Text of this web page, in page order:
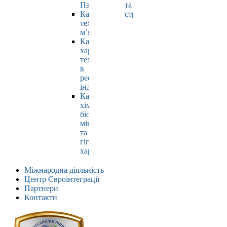
Павлюк
Кафедра
технології
м’яса
Кафедра
харчових
технологій
в
ресторанній
індустрії
Кафедра
хімії,
біохімії,
мікробіології
та
гігієни
харчування
та
страхування
Міжнародна діяльність
Центр Євроінтеграції
Партнери
Контакти